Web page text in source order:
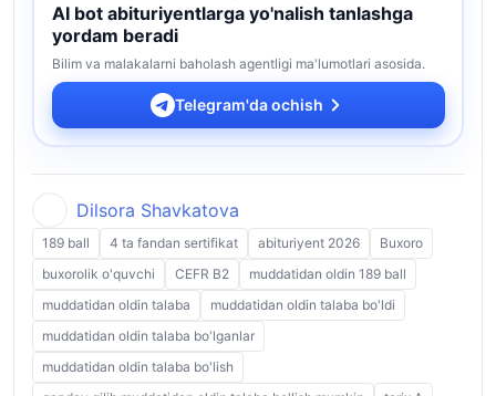
AI bot abituriyentlarga yo'nalish tanlashga
yordam beradi
Bilim va malakalarni baholash agentligi ma'lumotlari asosida.
Telegram'da ochish
Dilsora Shavkatova
189 ball 4 ta fandan sertifikat abituriyent 2026
Buxoro
buxorolik o'quvchi
CEFR B2
muddatidan oldin 189 ball
muddatidan oldin talaba
muddatidan oldin talaba bo'ldi
muddatidan oldin talaba bo'lganlar
muddatidan oldin talaba bo'lish